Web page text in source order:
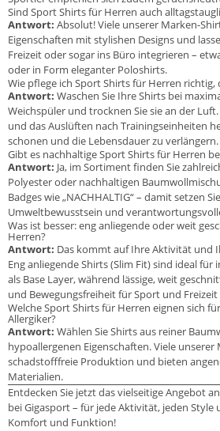
Sind Sport Shirts für Herren auch
Antwort: Absolut! Viele unserer Marken-
Eigenschaften mit stylishen Designs und
Freizeit oder sogar ins Büro integrieren –
oder in Form eleganter Poloshirts.
Wie pflege ich Sport Shirts für Herren richtig,
Antwort: Waschen Sie Ihre Shirts bei
Weichspüler und trocknen Sie sie an der
und das Auslüften nach Trainingseinheiten
schonen und die Lebensdauer zu verlängern.
Gibt es nachhaltige Sport Shirts für Herren
Antwort: Ja, im Sortiment finden Sie
Polyester oder nachhaltigen
Badges wie „NACHHALTIG“ – damit setzen
Umweltbewusstsein und
Was ist besser: eng anliegende oder weit
Herren?
Antwort: Das kommt auf Ihre Aktivität und
Eng anliegende Shirts (Slim Fit) sind ideal
als Base Layer, während lässige, weit
und Bewegungsfreiheit für Sport und
Welche Sport Shirts für Herren eignen sich
Allergiker?
Antwort: Wählen Sie Shirts aus reiner
hypoallergenen Eigenschaften. Viele
schadstofffreie Produktion und bieten
Materialien.
Entdecken Sie jetzt das vielseitige Angebot an
bei Gigasport – für jede Aktivität, jeden Style
Komfort und Funktion!